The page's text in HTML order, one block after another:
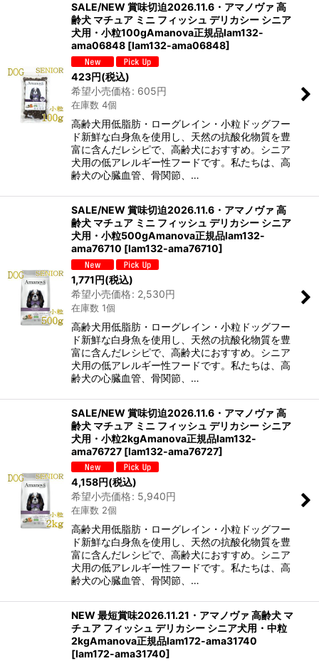
SALE/NEW 賞味切迫2026.11.6・アマノヴァ 高
齢犬 マチュア ミニ フィッシュ デリカシー シニア
犬用・小粒100gAmanova正規品lam132-
ama06848 [lam132-ama06848]
423円(税込)
希望小売価格: 605円
在庫数 4個
高齢犬用低脂肪・ローグレイン・小粒ドッグフー
ド新鮮な白身魚を使用し、天然の抗酸化物質を豊
富に含んだレシピで、高齢犬におすすめ。シニア
犬用の低アレルギー性フードです。私たちは、高
齢犬の心臓血管、骨関節、…
SALE/NEW 賞味切迫2026.11.6・アマノヴァ 高
齢犬 マチュア ミニ フィッシュ デリカシー シニア
犬用・小粒500gAmanova正規品lam132-
ama76710 [lam132-ama76710]
1,771円(税込)
希望小売価格: 2,530円
在庫数 1個
高齢犬用低脂肪・ローグレイン・小粒ドッグフー
ド新鮮な白身魚を使用し、天然の抗酸化物質を豊
富に含んだレシピで、高齢犬におすすめ。シニア
犬用の低アレルギー性フードです。私たちは、高
齢犬の心臓血管、骨関節、…
SALE/NEW 賞味切迫2026.11.6・アマノヴァ 高
齢犬 マチュア ミニ フィッシュ デリカシー シニア
犬用・小粒2kgAmanova正規品lam132-
ama76727 [lam132-ama76727]
4,158円(税込)
希望小売価格: 5,940円
在庫数 2個
高齢犬用低脂肪・ローグレイン・小粒ドッグフー
ド新鮮な白身魚を使用し、天然の抗酸化物質を豊
富に含んだレシピで、高齢犬におすすめ。シニア
犬用の低アレルギー性フードです。私たちは、高
齢犬の心臓血管、骨関節、…
NEW 最短賞味2026.11.21・アマノヴァ 高齢犬 マ
チュア フィッシュ デリカシー シニア犬用・中粒
2kgAmanova正規品lam172-ama31740
[lam172-ama31740]